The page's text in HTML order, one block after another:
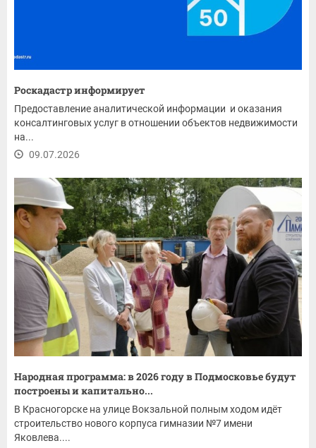
Роскадастр информирует
Предоставление аналитической информации и оказания
консалтинговых услуг в отношении объектов недвижимости
на...
09.07.2026
Народная программа: в 2026 году в Подмосковье будут
построены и капитально...
В Красногорске на улице Вокзальной полным ходом идёт
строительство нового корпуса гимназии №7 имени
Яковлева....